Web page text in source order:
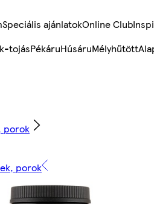
Speciális ajánlatokOnline Club
tojásPékáruHúsáruMélyhűtött
porok
porok